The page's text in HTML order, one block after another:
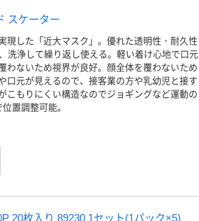
スケーター
現した「近大マスク」。優れた透明性・耐久性
洗浄して繰り返し使える。軽い着け心地で口元
わないため視界が良好。顔全体を覆わないため
口元が見えるので、接客業の方や乳幼児と接す
こもりにくい構造なのでジョギングなど運動の
置調整可能。
20枚入り 89230 1セット(1パック×5)